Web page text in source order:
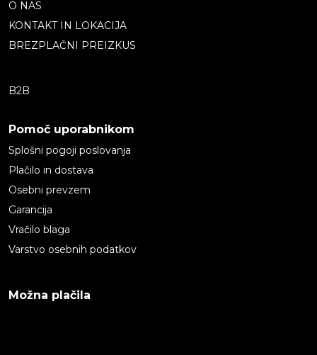
O NAS
KONTAKT IN LOKACIJA
BREZPLAČNI PREIZKUS
B2B
Pomoč uporabnikom
Splošni pogoji poslovanja
Plačilo in dostava
Osebni prevzem
Garancija
Vračilo blaga
Varstvo osebnih podatkov
Možna plačila